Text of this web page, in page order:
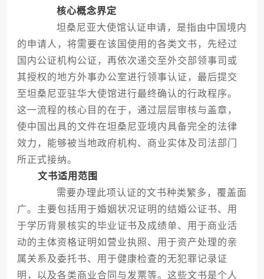
核心概念界定
坦桑尼亚大使馆认证申请，是指由中国境内
的申请人，将需要在该国使用的各类文书，先经过
国内公证机构公证，再依次递交至外交部领事司或
其授权的地方外事办公室进行领事认证，最后提交
至坦桑尼亚驻华大使馆进行最终确认的行政程序。
这一流程的核心目的在于，通过层层审核与盖章，
使中国出具的文件在坦桑尼亚境内具备完全的法律
效力，能够被当地政府机构、商业实体及司法部门
所正式接纳。
文书适用范围
需要办理此项认证的文书种类繁多，覆盖面
广。主要包括用于婚姻状况证明的结婚公证书、用
于学历背景核实的毕业证书及成绩单、用于商业活
动的主体资格证明如营业执照、用于资产处理的亲
属关系及委托书、用于健康检查的无犯罪记录证
明，以及各类商业合同与发票等。这些文书是个人